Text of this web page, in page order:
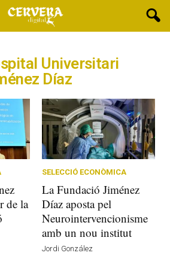
Universitari
Díaz
de la
SELECCIÓ ECONÒMICA
La Fundació Jiménez
Díaz aposta pel
Neurointervencionisme
amb un nou institut
Jordi González